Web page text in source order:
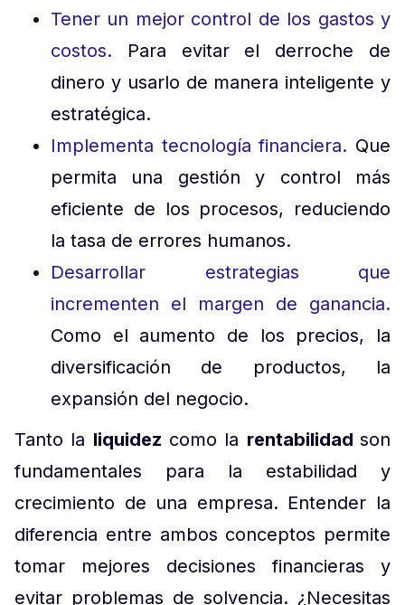
Tener un mejor control de los gastos y
costos. Para evitar el derroche de
dinero y usarlo de manera inteligente y
estratégica.
Implementa tecnología financiera. Que
permita una gestión y control más
eficiente de los procesos, reduciendo
la tasa de errores humanos.
Desarrollar estrategias que
incrementen el margen de ganancia.
Como el aumento de los precios, la
diversificación de productos, la
expansión del negocio.
Tanto la liquidez como la rentabilidadson
fundamentales para la estabilidad y
crecimiento de una empresa. Entender la
diferencia entre ambos conceptos permite
tomar mejores decisiones financieras y
evitar problemas de solvencia. ¿Necesitas